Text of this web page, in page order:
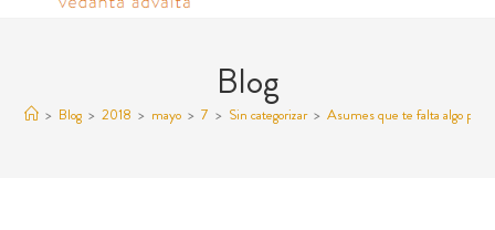
Blog
> Blog > 2018 > mayo > 7 > Sin categorizar > Asumes que te falta algo para